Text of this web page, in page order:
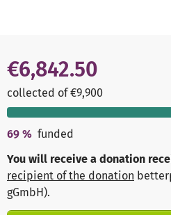
€6,842.50
collected of €9,900
69 % funded
You will receive a donation
recipient of the donation
gGmbH).